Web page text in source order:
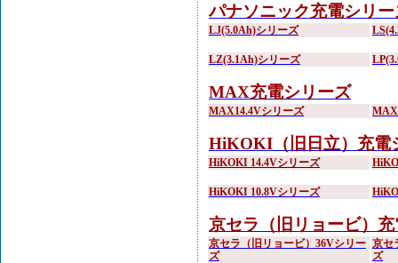
パナソニック充電シリー
LJ(5.0Ah)シリーズ
LZ(3.1Ah)シリーズ
MAX充電シリーズ
MAX14.4Vシリーズ
HiKOKI（旧日立）充電
HiKOKI 14.4Vシリーズ
HiKOKI 10.8Vシリーズ
京セラ（旧リョービ）
京セラ（旧リョービ）36Vシリー
ズ
京セ
ズ